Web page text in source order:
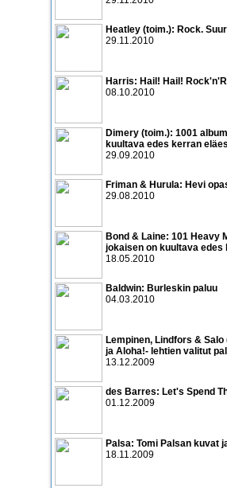
Heatley (toim.): Rock.
29.11.2010
Harris: Hail! Hail!
08.10.2010
Dimery (toim.): 1001
kuultava edes kerran
29.09.2010
Friman & Hurula: Hevi
29.08.2010
Bond & Laine: 101 Heavy
jokaisen on kuultava
18.05.2010
Baldwin: Burleskin paluu
04.03.2010
Lempinen, Lindfors &
ja Aloha!- lehtien valitut
13.12.2009
des Barres: Let's Spend
01.12.2009
Palsa: Tomi Palsan kuvat
18.11.2009